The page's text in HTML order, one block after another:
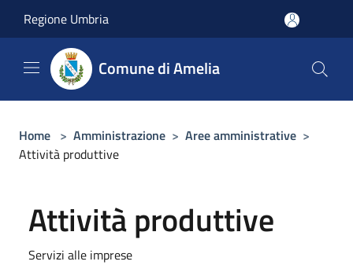
Regione Umbria
Comune di Amelia
Home > Amministrazione > Aree amministrative >
Attività produttive
Attività produttive
Servizi alle imprese